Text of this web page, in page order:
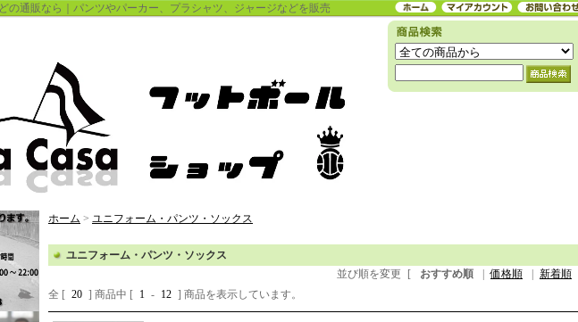
の通販なら｜パンツやパーカー、プラシャツ、ジャージなどを販売
ホーム > ユニフォーム・パンツ・ソックス
ユニフォーム・パンツ・ソックス
並び順を変更
[ おすすめ順 価格順 新着順
全 [ 20 ] 商品中 [ 1 - 12 ] 商品を表示しています。